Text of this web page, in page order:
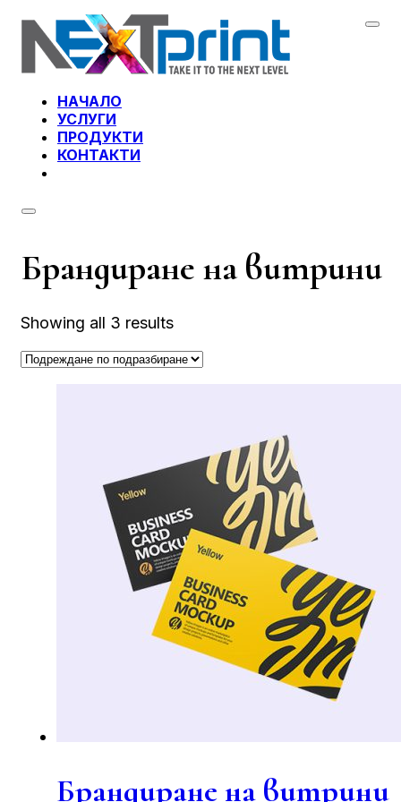
НАЧАЛО
УСЛУГИ
ПРОДУКТИ
КОНТАКТИ
Брандиране на витрини
Showing all 3 results
Брандиране на витрини